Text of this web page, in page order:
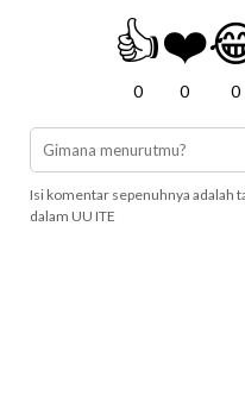
👍
0
❤️
0 0
Isi komentar sepenuhnya adalah
dalam UU ITE